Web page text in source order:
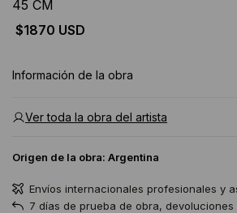
45 CM
$1870 USD
Información de la obra
Ver toda la obra del artista
Origen de la obra: Argentina
Envíos internacionales profesionales y
7 días de prueba de obra, devoluciones